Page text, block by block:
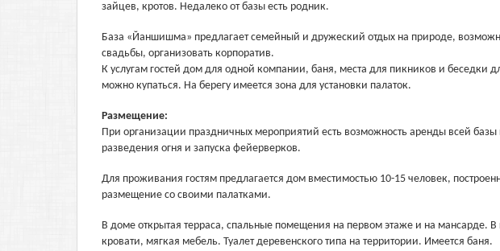
зайцев, кротов. Недалеко от базы есть родник.
База «Йаншишма» предлагает семейный и дружеский отдых на природе,
свадьбы, организовать корпоратив.
К услугам гостей дом для одной компании, баня, места для пикников и беседки
можно купаться. На берегу имеется зона для установки палаток.
Размещение:
При организации праздничных мероприятий есть возможность аренды всей
разведения огня и запуска фейерверков.
Для проживания гостям предлагается дом вместимостью 10-15 человек,
размещение со своими палатками.
В доме открытая терраса, спальные помещения на первом этаже и на мансарде.
кровати, мягкая мебель. Туалет деревенского типа на территории. Имеется баня.